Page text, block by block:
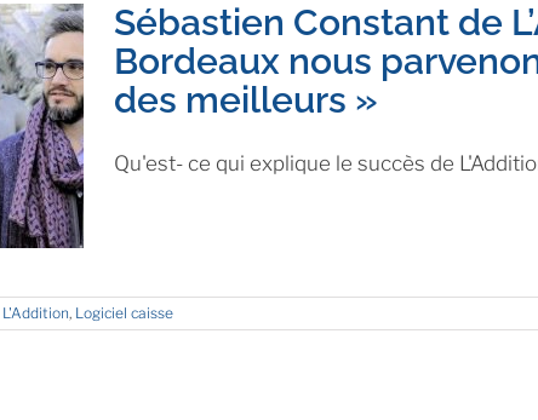
Sébastien Constant de
Bordeaux nous
des meilleurs »
Qu'est- ce qui explique le succès de
L'Addition, Logiciel caisse